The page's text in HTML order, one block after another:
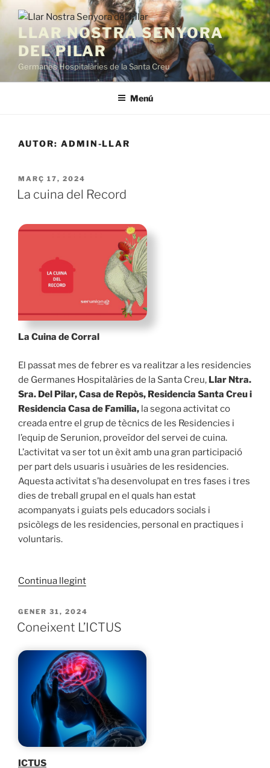
Vés
contingut
LLAR NOSTRA SENYORA
DEL PILAR
Germanes Hospitalàries de la Santa Creu
Menú
AUTOR: ADMIN-LLAR
PUBLICAT
A
MARÇ 17, 2024
La cuina del Record
La Cuina de Corral
El passat mes de febrer es va realitzar a les residencies
de Germanes Hospitalàries de la Santa Creu, Llar Ntra.
Sra. Del Pilar, Casa de Repòs, Residencia Santa Creu i
Residencia Casa de Familia, la segona activitat co
creada entre el grup de tècnics de les Residencies i
l’equip de Serunion, proveïdor del servei de cuina.
L’activitat va ser tot un èxit amb una gran participació
per part dels usuaris i usuàries de les residencies.
Aquesta activitat s’ha desenvolupat en tres fases i tres
dies de treball grupal en el quals han estat
acompanyats i guiats pels educadors socials i
psicòlegs de les residencies, personal en practiques i
voluntaris.
Continua llegint«La
del
Record»
PUBLICAT
A
GENER 31, 2024
Coneixent L’ICTUS
ICTUS